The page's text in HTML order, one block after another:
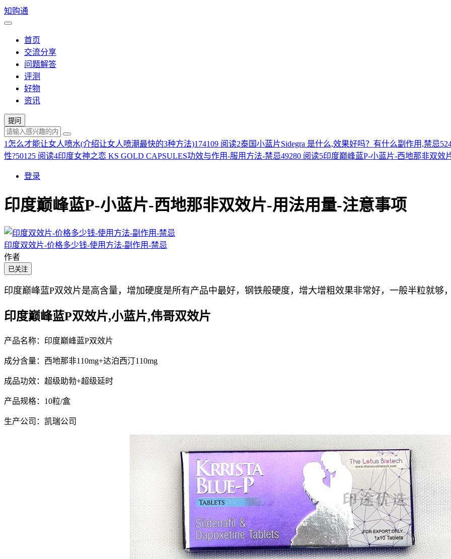
知购通
首页
交流分享
问题解答
评测
好物
资讯
提问
1 怎么才能让女人喷水(介绍让女人喷潮最快的3种方法)174109 阅读2泰国小蓝片Sidegra 是什么,效果好吗？有什么副作用,禁忌
性?50125 阅读4印度女神之恋 KS GOLD CAPSULES功效与作用-服用方法-禁忌49280 阅读5印度巅峰蓝P-小蓝片-西地那非双效
登录
印度巅峰蓝P-小蓝片-西地那非双效片-用法用量-注意事项
印度双效片-价格多少钱-使用方法-副作用-禁忌
作者
已关注
印度巅峰蓝P双效片是高含量，增加硬度是所有产品中最好，钢铁般硬度，增大增粗效果非常好，一般半粒就够
印度巅峰蓝P双效片,小蓝片,伟哥双效片
产品名称：印度巅峰蓝P双效片
成分含量：西地那非110mg+达泊西汀110mg
成品功效：超级助勃+超级延时
产品规格：10粒/盒
生产公司：凯瑞公司